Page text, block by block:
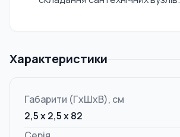
Характеристики
Габарити (ГxШxВ), см
2,5 x 2,5 x 82